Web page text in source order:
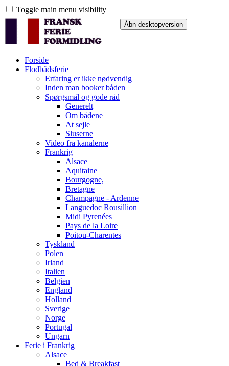
Toggle main menu visibility
Forside
Flodbådsferie
Erfaring er ikke nødvendig
Inden man booker båden
Spørgsmål og gode råd
Generelt
Om bådene
At sejle
Sluserne
Video fra kanalerne
Frankrig
Alsace
Aquitaine
Bourgogne,
Bretagne
Champagne - Ardenne
Languedoc Rousillion
Midi Pyrenées
Pays de la Loire
Poitou-Charentes
Tyskland
Polen
Irland
Italien
Belgien
England
Holland
Sverige
Norge
Portugal
Ungarn
Ferie i Frankrig
Alsace
Bed & Breakfast